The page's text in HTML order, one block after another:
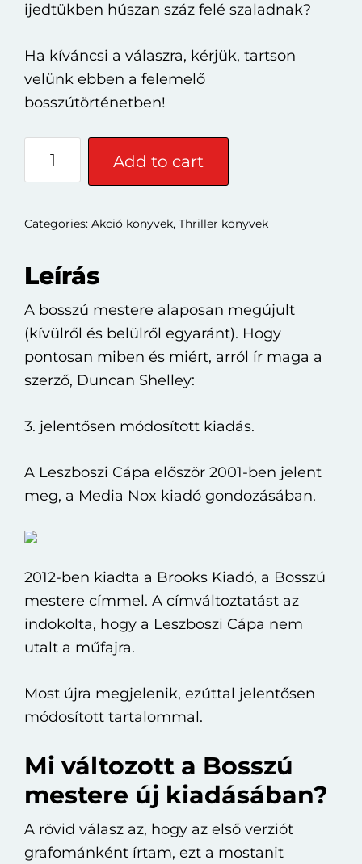
ijedtükben húszan száz felé szaladnak?
Ha kíváncsi a válaszra, kérjük, tartson
velünk ebben a felemelő
bosszútörténetben!
Shelley:
bosszú
(új
kiadás)
quantity
Add to cart
Categories: Akció könyvek, Thriller könyvek
Leírás
A bosszú mestere alaposan megújult
(kívülről és belülről egyaránt). Hogy
pontosan miben és miért, arról ír maga a
szerző, Duncan Shelley:
3. jelentősen módosított kiadás.
A Leszboszi Cápa először 2001-ben jelent
meg, a Media Nox kiadó gondozásában.
2012-ben kiadta a Brooks Kiadó, a Bosszú
mestere címmel. A címváltoztatást az
indokolta, hogy a Leszboszi Cápa nem
utalt a műfajra.
Most újra megjelenik, ezúttal jelentősen
módosított tartalommal.
Mi változott a Bosszú
mestere új kiadásában?
A rövid válasz az, hogy az első verziót
grafománként írtam, ezt a mostanit